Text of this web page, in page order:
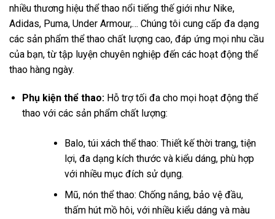
nhiều thương hiệu thể thao nổi tiếng thế giới như Nike,
Adidas, Puma, Under Armour,… Chúng tôi cung cấp đa dạng
các sản phẩm thể thao chất lượng cao, đáp ứng mọi nhu cầu
của bạn, từ tập luyện chuyên nghiệp đến các hoạt động thể
thao hàng ngày.
Phụ kiện thể thao:Hỗ trợ tối đa cho mọi hoạt động thể
thao với các sản phẩm chất lượng:
Balo, túi xách thể thao: Thiết kế thời trang, tiện
lợi, đa dạng kích thước và kiểu dáng, phù hợp
với nhiều mục đích sử dụng.
Mũ, nón thể thao: Chống nắng, bảo vệ đầu,
thấm hút mồ hôi, với nhiều kiểu dáng và màu